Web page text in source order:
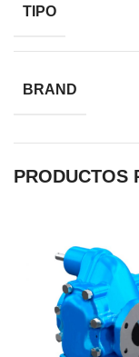
TIPO
BRAND
PRODUCTOS